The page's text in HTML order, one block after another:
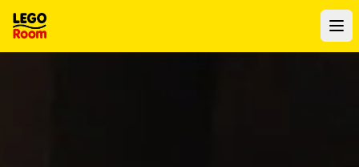
Al contenuto principale